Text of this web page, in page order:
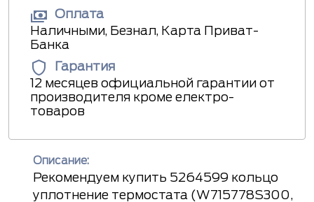
Оплата
Наличными, Безнал, Карта Приват-
Банка
Гарантия
12 месяцев официальной гарантии от
производителя кроме електро-
товаров
Описание:
Рекомендуем купить 5264599 кольцо
уплотнение термостата (W715778S300,